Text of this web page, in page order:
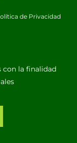
de Privacidad
la finalidad